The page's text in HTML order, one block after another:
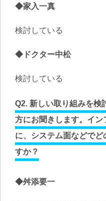
◆家入一真
検討している
◆ドクター中松
検討している
Q2. 新しい取り組みを検
方にお聞きします。イ
に、システム面などで
すか？
◆舛添要一